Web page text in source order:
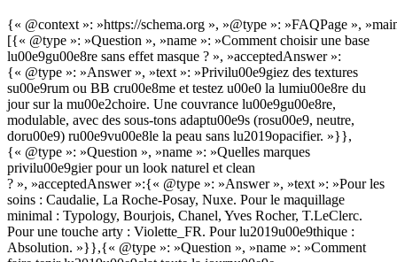
{« @context »: »https://schema.org », »@type »: »FAQPage »,
[{« @type »: »Question », »name »: »Comment choisir une base
lu00e9gu00e8re sans effet masque ? », »acceptedAnswer »:
{« @type »: »Answer », »text »: »Privilu00e9giez des textures
su00e9rum ou BB cru00e8me et testez u00e0 la lumiu00e8re du
jour sur la mu00e2choire. Une couvrance lu00e9gu00e8re,
modulable, avec des sous-tons adaptu00e9s (rosu00e9, neutre,
doru00e9) ru00e9vu00e8le la peau sans lu2019opacifier. »}},
{« @type »: »Question », »name »: »Quelles marques
privilu00e9gier pour un look naturel et clean
? », »acceptedAnswer »:{« @type »: »Answer », »text »: »Pour les
soins : Caudalie, La Roche-Posay, Nuxe. Pour le maquillage
minimal : Typology, Bourjois, Chanel, Yves Rocher, T.LeClerc.
Pour une touche arty : Violette_FR. Pour lu2019u00e9thique :
Absolution. »}},{« @type »: »Question », »name »: »Comment